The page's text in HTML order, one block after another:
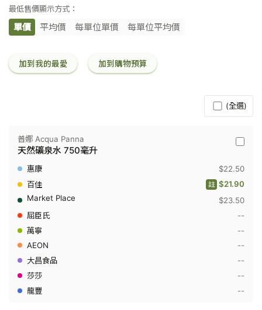
最低售價顯示方式：
單價 平均價 每單位單價 每單位平均價
加到我的最愛 加到購物預算
(全選)
普
Acqua
Panna
-
然
水
毫
普娜 Acqua Panna
天然礦泉水 750毫升
$22.50
$21.90
註
$23.50
--
--
--
--
--
--